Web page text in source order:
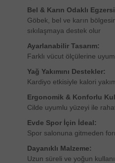
Bel & Karın Odaklı
Göbek, bel ve karın
sıkılaşmaya destek olur
Ayarlanabilir Tasarım:
Farklı vücut ölçülerine
Yağ Yakımını Destekler:
Kardiyo etkisiyle kalori
Ergonomik & Konforlu
Cilde uyumlu yüzeyi ile
Evde Spor İçin İdeal:
Spor salonuna gitmeden
Dayanıklı Malzeme:
Uzun süreli ve yoğun